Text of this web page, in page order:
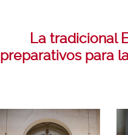
La tradicional
preparativos para